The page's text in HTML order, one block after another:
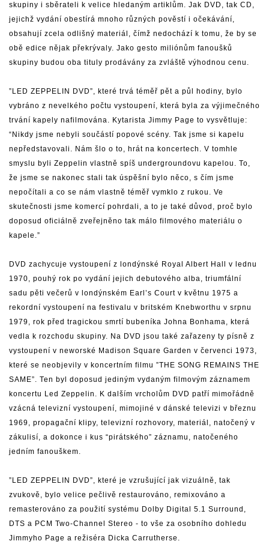
skupiny i sběrateli k velice hledaným artiklům. Jak DVD, tak CD,
jejichž vydání obestírá mnoho různých pověstí i očekávání,
obsahují zcela odlišný materiál, čímž nedochází k tomu, že by se
obě edice nějak překrývaly. Jako gesto miliónům fanoušků
skupiny budou oba tituly prodávány za zvláště výhodnou cenu.
”LED ZEPPELIN DVD”, které trvá téměř pět a půl hodiny, bylo
vybráno z nevelkého počtu vystoupení, která byla za výjimečného
trvání kapely nafilmována. Kytarista Jimmy Page to vysvětluje:
“Nikdy jsme nebyli součástí popové scény. Tak jsme si kapelu
nepředstavovali. Nám šlo o to, hrát na koncertech. V tomhle
smyslu byli Zeppelin vlastně spíš undergroundovu kapelou. To,
že jsme se nakonec stali tak úspěšní bylo něco, s čím jsme
nepočítali a co se nám vlastně téměř vymklo z rukou. Ve
skutečnosti jsme komercí pohrdali, a to je také důvod, proč bylo
doposud oficiálně zveřejněno tak málo filmového materiálu o
kapele.”
DVD zachycuje vystoupení z londýnské Royal Albert Hall v lednu
1970, pouhý rok po vydání jejich debutového alba, triumfální
sadu pěti večerů v londýnském Earl’s Court v květnu 1975 a
rekordní vystoupení na festivalu v britském Knebworthu v srpnu
1979, rok před tragickou smrtí bubeníka Johna Bonhama, která
vedla k rozchodu skupiny. Na DVD jsou také zařazeny ty písně z
vystoupení v neworské Madison Square Garden v červenci 1973,
které se neobjevily v koncertním filmu ”THE SONG REMAINS THE
SAME”. Ten byl doposud jediným vydaným filmovým záznamem
koncertu Led Zeppelin. K dalším vrcholům DVD patří mimořádně
vzácná televizní vystoupení, mimojiné v dánské televizi v březnu
1969, propagační klipy, televizní rozhovory, materiál, natočený v
zákulisí, a dokonce i kus “pirátského” záznamu, natočeného
jedním fanouškem.
”LED ZEPPELIN DVD”, které je vzrušující jak vizuálně, tak
zvukově, bylo velice pečlivě restaurováno, remixováno a
remasterováno za použití systému Dolby Digital 5.1 Surround,
DTS a PCM Two-Channel Stereo - to vše za osobního dohledu
Jimmyho Page a režiséra Dicka Carrutherse.